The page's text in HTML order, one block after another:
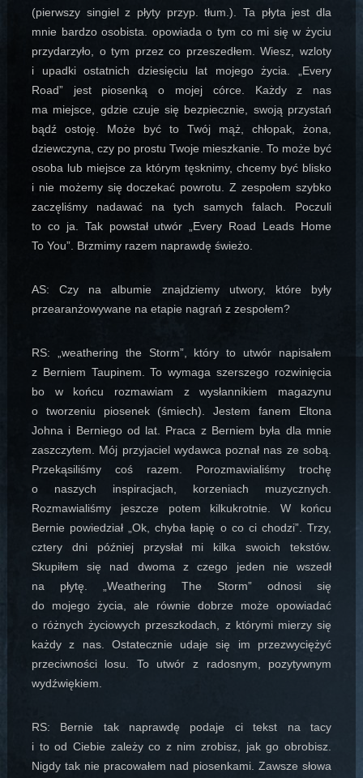
(pierwszy singiel z płyty przyp. tłum.). Ta płyta jest dla
mnie bardzo osobista. opowiada o tym co mi się w życiu
przydarzyło, o tym przez co przeszedłem. Wiesz, wzloty
i upadki ostatnich dziesięciu lat mojego życia. „Every
Road” jest piosenką o mojej córce. Każdy z nas
ma miejsce, gdzie czuje się bezpiecznie, swoją przystań
bądź ostoję. Może być to Twój mąż, chłopak, żona,
dziewczyna, czy po prostu Twoje mieszkanie. To może być
osoba lub miejsce za którym tęsknimy, chcemy być blisko
i nie możemy się doczekać powrotu. Z zespołem szybko
zaczęliśmy nadawać na tych samych falach. Poczuli
to co ja. Tak powstał utwór „Every Road Leads Home
To You”. Brzmimy razem naprawdę świeżo.
AS: Czy na albumie znajdziemy utwory, które były
przearanżowywane na etapie nagrań z zespołem?
RS: „weathering the Storm”, który to utwór napisałem
z Berniem Taupinem. To wymaga szerszego rozwinięcia
bo w końcu rozmawiam z wysłannikiem magazynu
o tworzeniu piosenek (śmiech). Jestem fanem Eltona
Johna i Berniego od lat. Praca z Berniem była dla mnie
zaszczytem. Mój przyjaciel wydawca poznał nas ze sobą.
Przekąsiliśmy coś razem. Porozmawialiśmy trochę
o naszych inspiracjach, korzeniach muzycznych.
Rozmawialiśmy jeszcze potem kilkukrotnie. W końcu
Bernie powiedział „Ok, chyba łapię o co ci chodzi”. Trzy,
cztery dni później przysłał mi kilka swoich tekstów.
Skupiłem się nad dwoma z czego jeden nie wszedł
na płytę. „Weathering The Storm” odnosi się
do mojego życia, ale równie dobrze może opowiadać
o różnych życiowych przeszkodach, z którymi mierzy się
każdy z nas. Ostatecznie udaje się im przezwyciężyć
przeciwności losu. To utwór z radosnym, pozytywnym
wydźwiękiem.
RS: Bernie tak naprawdę podaje ci tekst na tacy
i to od Ciebie zależy co z nim zrobisz, jak go obrobisz.
Nigdy tak nie pracowałem nad piosenkami. Zawsze słowa